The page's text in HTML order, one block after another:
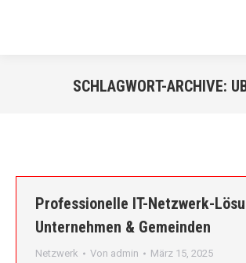
SCHLAGWORT-ARCHIVE:
Professionelle IT-Netzwerk-
Unternehmen & Gemeinden
Netzwerk Von admin März 15, 2025